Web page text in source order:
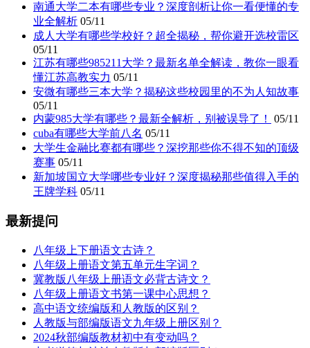
南通大学二本有哪些专业？深度剖析让你一看便懂的专
业全解析 05/11
成人大学有哪些学校好？超全揭秘，帮你避开选校雷区
05/11
江苏有哪些985211大学？最新名单全解读，教你一眼看
懂江苏高教实力 05/11
安微有哪些三本大学？揭秘这些校园里的不为人知故事
05/11
内蒙985大学有哪些？最新全解析，别被误导了！
05/11
cuba有哪些大学前八名 05/11
大学生金融比赛都有哪些？深挖那些你不得不知的顶级
赛事 05/11
新加坡国立大学哪些专业好？深度揭秘那些值得入手的
王牌学科 05/11
最新提问
八年级上下册语文古诗？
八年级上册语文第五单元生字词？
冀教版八年级上册语文必背古诗文？
八年级上册语文书第一课中心思想？
高中语文统编版和人教版的区别？
人教版与部编版语文九年级上册区别？
2024秋部编版教材初中有变动吗？